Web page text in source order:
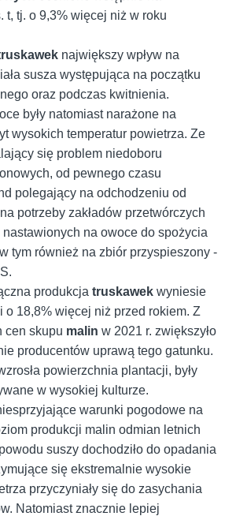
t, tj. o 9,3% więcej niż w roku
największy wpływ na
susza występująca na początku
oraz podczas kwitnienia.
były natomiast narażone na
wysokich temperatur powietrza. Ze
się problem niedoboru
od pewnego czasu
polegający na odchodzeniu od
potrzeby zakładów przetwórczych
na owoce do spożycia
tym również na zbiór przyspieszony -
produkcja truskawek wyniesie
o 18,8% więcej niż przed rokiem. Z
cen skupu malin w 2021 r. zwiększyło
producentów uprawą tego gatunku.
powierzchnia plantacji, były
w wysokiej kulturze.
warunki pogodowe na
produkcji malin odmian letnich
suszy dochodziło do opadania
się ekstremalnie wysokie
przyczyniały się do zasychania
Natomiast znacznie lepiej